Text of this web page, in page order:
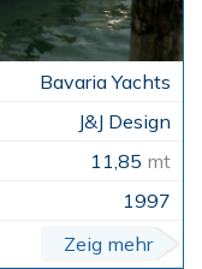
Bavaria Yachts
J&J Design
11,85 mt
1997
Zeig mehr